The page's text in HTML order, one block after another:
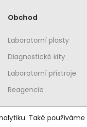
Obchod
Laboratorní plasty
Diagnostické kity
Laboratorní přístroje
Reagencie
Také